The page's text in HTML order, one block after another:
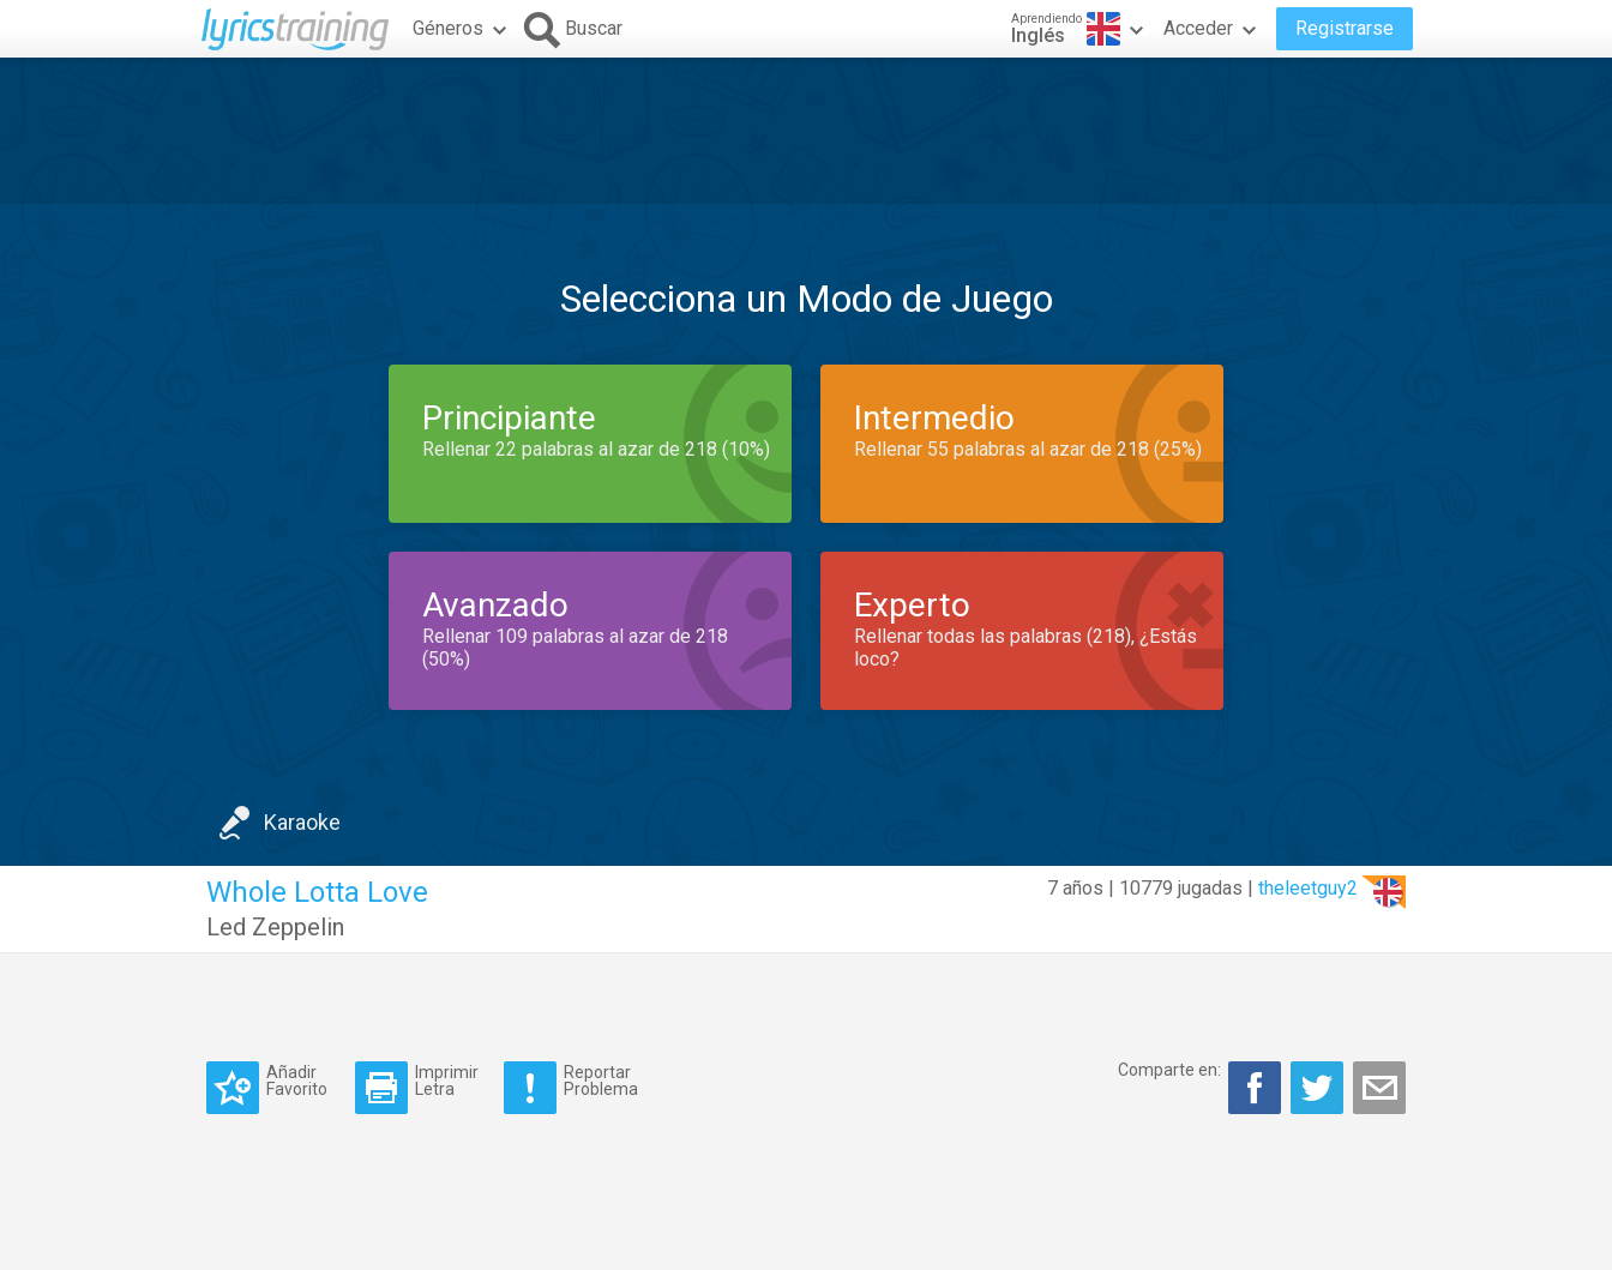
Géneros Buscar Aprendiendo
Inglés Acceder Registrarse
Selecciona un Modo de Juego
Principiante
Rellenar 22 palabras al azar de 218 (10%)
Intermedio
Rellenar 55 palabras al azar de 218 (25%)
Avanzado
Rellenar 109 palabras al azar de 218
(50%)
Experto
Rellenar todas las palabras (218), ¿Estás
loco?
Karaoke
7 años | 10779 jugadas | theleetguy2
Whole Lotta Love
Led Zeppelin
Añadir
Favorito
Imprimir
Letra
Reportar
Problema
Comparte en: